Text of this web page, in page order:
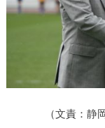
（文責：